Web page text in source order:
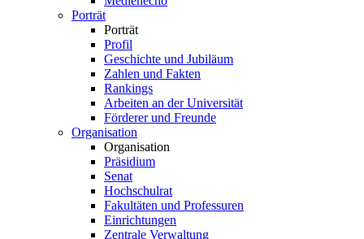
Porträt
Porträt
Profil
Geschichte und Jubiläum
Zahlen und Fakten
Rankings
Arbeiten an der Universität
Förderer und Freunde
Organisation
Organisation
Präsidium
Senat
Hochschulrat
Fakultäten und Professuren
Einrichtungen
Zentrale Verwaltung